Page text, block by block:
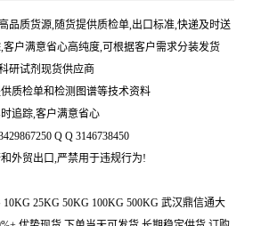
品质货源,随货提供质检单,出口标准,快递及时送
户满意省心高纯度,可根据客户需求分装发货
研试剂现货供应商
质检单和检测图谱等技术资料
追踪,客户满意省心
Q Q 3146738450
外贸出口,严禁用于违规行为!
10KG 25KG 50KG 100KG 500KG 武汉鼎信通大